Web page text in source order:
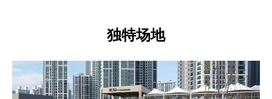
独特场地